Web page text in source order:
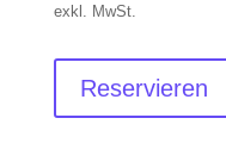
exkl. MwSt.
Reservieren